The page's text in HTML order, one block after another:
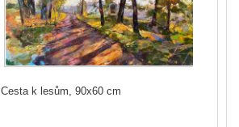
Cesta k lesům, 90x60 cm